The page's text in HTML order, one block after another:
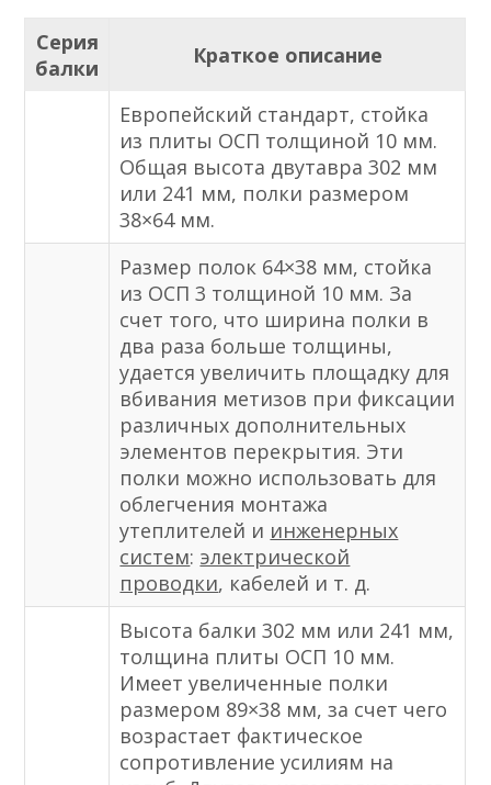
Серия
балки
Краткое описание
Европейский стандарт, стойка
из плиты ОСП толщиной 10 мм.
Общая высота двутавра 302 мм
или 241 мм, полки размером
38×64 мм.
Размер полок 64×38 мм, стойка
из ОСП 3 толщиной 10 мм. За
счет того, что ширина полки в
два раза больше толщины,
удается увеличить площадку для
вбивания метизов при фиксации
различных дополнительных
элементов перекрытия. Эти
полки можно использовать для
облегчения монтажа
утеплителей и инженерных
систем: электрической
проводки, кабелей и т. д.
Высота балки 302 мм или 241 мм,
толщина плиты ОСП 10 мм.
Имеет увеличенные полки
размером 89×38 мм, за счет чего
возрастает фактическое
сопротивление усилиям на